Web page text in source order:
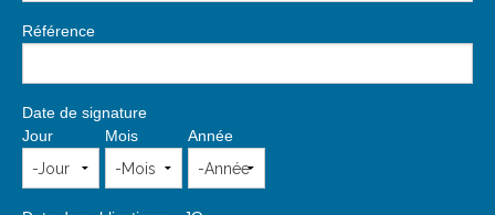
Référence
Date de signature
Jour
Mois Année